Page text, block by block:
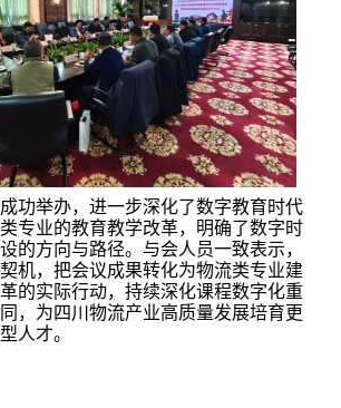
功举办，进一步深化了数字教育时代
专业的教育教学改革，明确了数字时
的方向与路径。与会人员一致表示，
机，把会议成果转化为物流类专业建
的实际行动，持续深化课程数字化重
，为四川物流产业高质量发展培育更
人才。